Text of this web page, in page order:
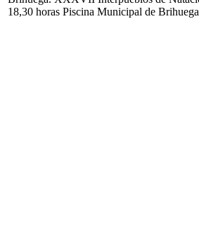
18,30 horas Piscina Municipal de Brihuega